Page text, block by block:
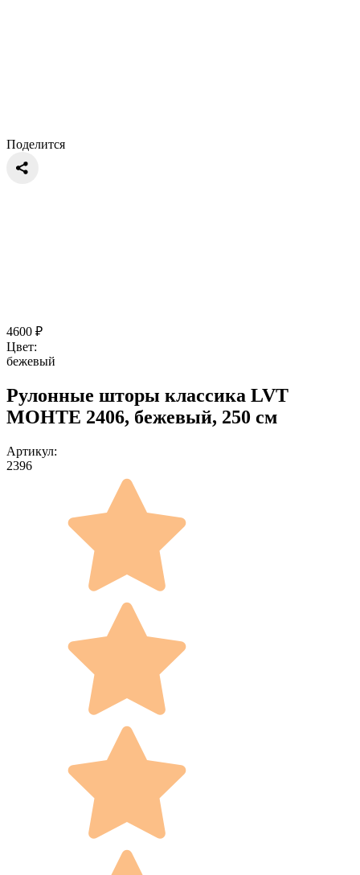
Поделится
4600 ₽
Цвет:
бежевый
Рулонные шторы классика LVT
МОНТЕ 2406, бежевый, 250 см
Артикул:
2396